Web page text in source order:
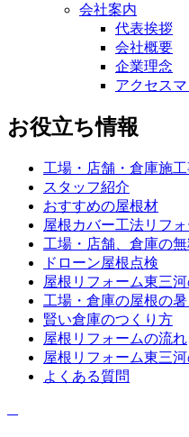
会社案内
代表挨拶
会社概要
企業理念
アクセス
お役立ち情報
工場・店舗・倉庫施
スタッフ紹介
おすすめの屋根材
屋根カバー工法リフ
工場・店舗、倉庫の
ドローン屋根点検
屋根リフォーム東三
工場・倉庫の屋根の
賢い倉庫のつくり方
屋根リフォームの流れ
屋根リフォーム東三
よくある質問